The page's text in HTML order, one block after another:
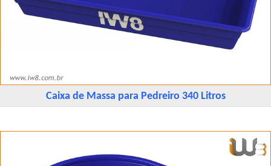
Caixa de Massa para Pedreiro 340 Litros